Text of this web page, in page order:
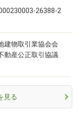
26388-2
建物取引業協会会
動産公正取引協議
見る